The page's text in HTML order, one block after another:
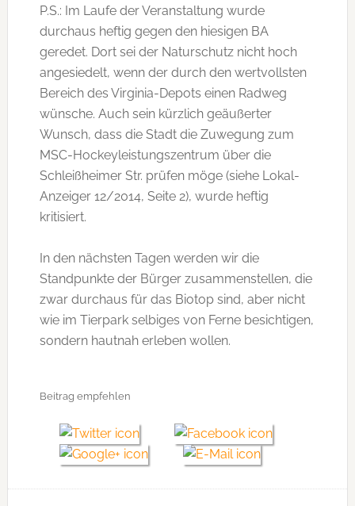
P.S.: Im Laufe der Veranstaltung wurde
durchaus heftig gegen den hiesigen BA
geredet. Dort sei der Naturschutz nicht hoch
angesiedelt, wenn der durch den wertvollsten
Bereich des Virginia-Depots einen Radweg
wünsche. Auch sein kürzlich geäußerter
Wunsch, dass die Stadt die Zuwegung zum
MSC-Hockeyleistungszentrum über die
Schleißheimer Str. prüfen möge (siehe Lokal-
Anzeiger 12/2014, Seite 2), wurde heftig
kritisiert.
In den nächsten Tagen werden wir die
Standpunkte der Bürger zusammenstellen, die
zwar durchaus für das Biotop sind, aber nicht
wie im Tierpark selbiges von Ferne besichtigen,
sondern hautnah erleben wollen.
Beitrag empfehlen